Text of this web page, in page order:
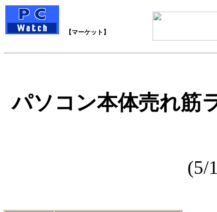
【マーケット】
パソコン本体売れ筋
(5/